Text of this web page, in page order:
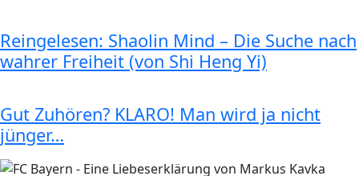
Reingelesen: Shaolin Mind – Die Suche nach
wahrer Freiheit (von Shi Heng Yi)
Gut Zuhören? KLARO! Man wird ja nicht
jünger…